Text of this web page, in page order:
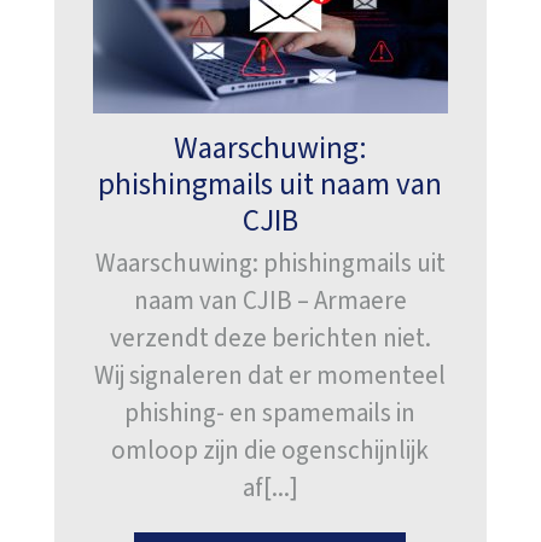
Waarschuwing:
phishingmails uit naam van
CJIB
Waarschuwing: phishingmails uit
naam van CJIB – Armaere
verzendt deze berichten niet.
Wij signaleren dat er momenteel
phishing- en spamemails in
omloop zijn die ogenschijnlijk
af[...]